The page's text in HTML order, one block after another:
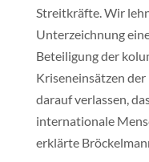
Streitkräfte. Wir
Unterzeichnung
Beteiligung der
Kriseneinsätzen der
darauf verlassen,
internationale
erklärte